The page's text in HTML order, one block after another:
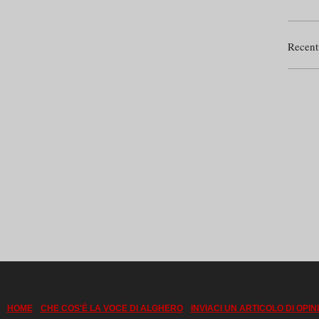
HOME| CHE COS'È LA VOCE DI ALGHERO| INVIACI UN ARTICOLO DI